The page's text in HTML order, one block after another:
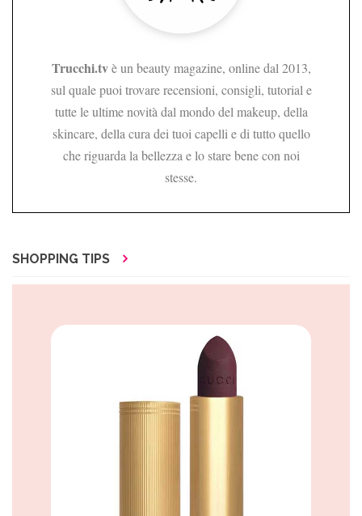
Trucchi.tvè un beauty magazine, online dal 2013,
sul quale puoi trovare recensioni, consigli, tutorial e
tutte le ultime novità dal mondo del makeup, della
skincare, della cura dei tuoi capelli e di tutto quello
che riguarda la bellezza e lo stare bene con noi
stesse.
SHOPPING TIPS